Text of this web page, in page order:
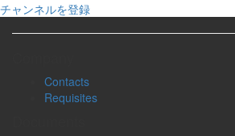
チャンネルを登録
Contacts
Requisites